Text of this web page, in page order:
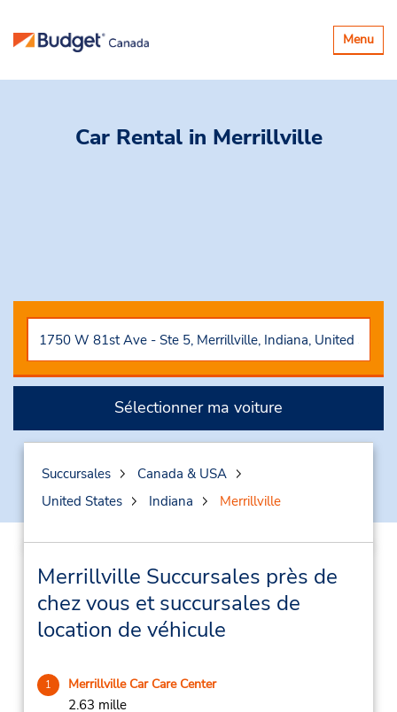
Basculer
la
Menu
Car Rental in Merrillville
Sélectionner ma voiture
Succursales
Canada & USA
United States
Indiana Merrillville
Merrillville Succursales près de
chez vous et succursales de
location de véhicule
1 Merrillville Car Care Center
2.63 mille